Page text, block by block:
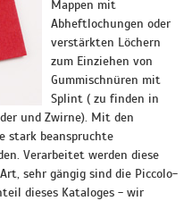
Mappen mit
Abheftlochungen oder
verstärkten Löchern
zum Einziehen von
Gummischnüren mit
Splint ( zu finden in
und Zwirne). Mit den
stark beanspruchte
Verarbeitet werden diese
sehr gängig sind die Piccolo-
dieses Kataloges - wir